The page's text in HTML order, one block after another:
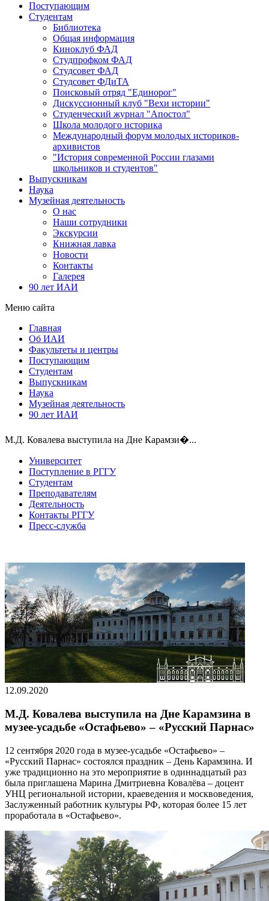
Поступающим
Студентам
Библиотека
Общая информация
Киноклуб ФАД
Студпрофком ФАД
Студсовет ФАД
Студсовет ФДиТА
Поисковый отряд "Единорог"
Дискуссионный клуб "Вехи истории"
Студенческий журнал "Апостол"
Школа молодого историка
Международный форум молодых историков-
архивистов
"История современной России глазами
школьников и студентов"
Выпускникам
Наука
Музейная деятельность
О нас
Наши сотрудники
Экскурсии
Книжная лавка
Новости
Контакты
Галерея
90 лет ИАИ
Меню сайта
Главная
Об ИАИ
Факультеты и центры
Поступающим
Студентам
Выпускникам
Наука
Музейная деятельность
90 лет ИАИ
М.Д. Ковалева выступила на Дне Карамзи�...
Университет
Поступление в РГГУ
Студентам
Преподавателям
Деятельность
Контакты РГГУ
Пресс-служба
12.09.2020
М.Д. Ковалева выступила на Дне Карамзина в
музее-усадьбе «Остафьево» – «Русский Парнас»
12 сентября 2020 года в музее-усадьбе «Остафьево» –
«Русский Парнас» состоялся праздник – День Карамзина. И
уже традиционно на это мероприятие в одиннадцатый раз
была приглашена Марина Дмитриевна Ковалёва – доцент
УНЦ региональной истории, краеведения и москвоведения,
Заслуженный работник культуры РФ, которая более 15 лет
проработала в «Остафьево».